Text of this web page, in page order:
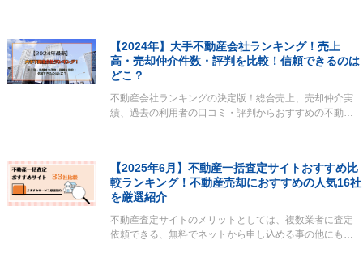
【2024年】大手不動産会社ランキング！売上
高・売却仲介件数・評判を比較！信頼できるのは
どこ？
不動産会社ランキングの決定版！総合売上、売却仲介実
績、過去の利用者の口コミ・評判からおすすめの不動…
【2025年6月】不動産一括査定サイトおすすめ比
較ランキング！不動産売却におすすめの人気16社
を厳選紹介
不動産査定サイトのメリットとしては、複数業者に査定
依頼できる、無料でネットから申し込める事の他にも…